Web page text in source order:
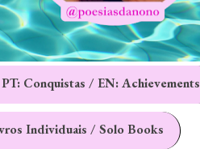
Conquistas / EN: Achievements
Individuais / Solo Books